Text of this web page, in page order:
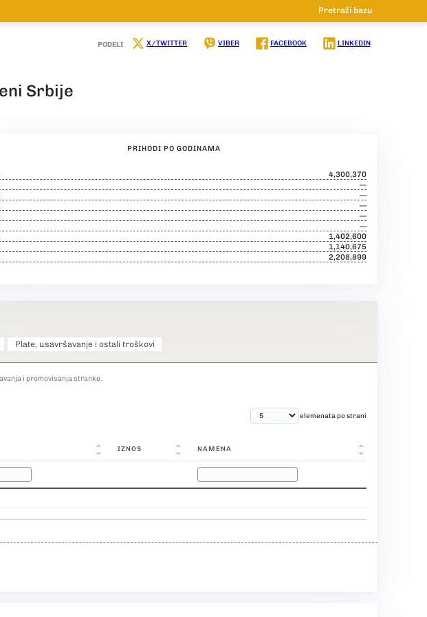
Pretraži bazu
PODELI X/TWITTER VIBER FACEBOOK LINKEDIN
Srbije
PRIHODI PO GODINAMA
4,300,370
—
—
—
—
—
1,402,600
1,140,675
2,208,899
Plate, usavršavanje i ostali troškovi
i promovisanja stranke.
elemenata po strani
IZNOS NAMENA